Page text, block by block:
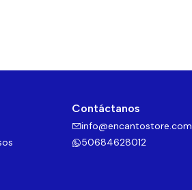
Contáctanos
info@encantostore.com
50684628012